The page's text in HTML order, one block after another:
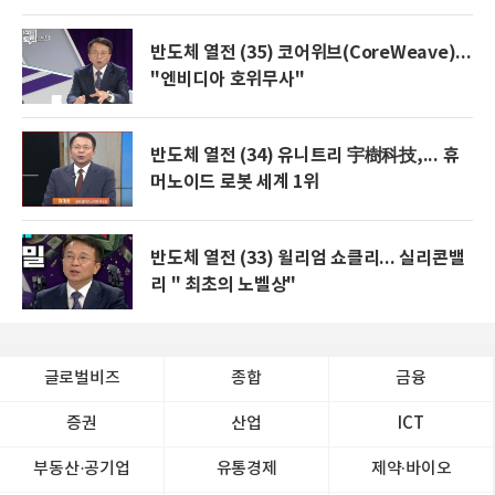
반도체 열전 (35) 코어위브(CoreWeave)...
"엔비디아 호위무사"
반도체 열전 (34) 유니트리 宇樹科技,... 휴
머노이드 로봇 세계 1위
반도체 열전 (33) 윌리엄 쇼클리... 실리콘밸
리 " 최초의 노벨상"
글로벌비즈 종합 금융
증권 산업 ICT
부동산·공기업 유통경제 제약∙바이오